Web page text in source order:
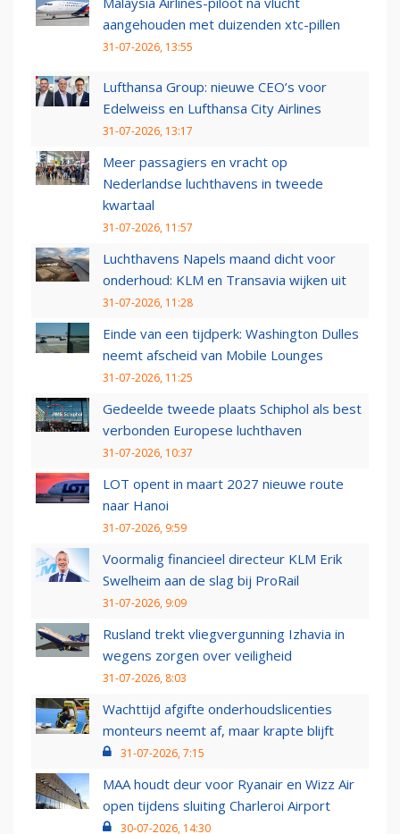
aangehouden met duizenden xtc-pillen
31-07-2026, 13:55
Lufthansa Group: nieuwe CEO’s voor
Edelweiss en Lufthansa City Airlines
31-07-2026, 13:17
Meer passagiers en vracht op
Nederlandse luchthavens in tweede
kwartaal
31-07-2026, 11:57
Luchthavens Napels maand dicht voor
onderhoud: KLM en Transavia wijken uit
31-07-2026, 11:28
Einde van een tijdperk: Washington Dulles
neemt afscheid van Mobile Lounges
31-07-2026, 11:25
Gedeelde tweede plaats Schiphol als best
verbonden Europese luchthaven
31-07-2026, 10:37
LOT opent in maart 2027 nieuwe route
naar Hanoi
31-07-2026, 9:59
Voormalig financieel directeur KLM Erik
Swelheim aan de slag bij ProRail
31-07-2026, 9:09
Rusland trekt vliegvergunning Izhavia in
wegens zorgen over veiligheid
31-07-2026, 8:03
Wachttijd afgifte onderhoudslicenties
monteurs neemt af, maar krapte blijft
31-07-2026, 7:15
MAA houdt deur voor Ryanair en Wizz Air
open tijdens sluiting Charleroi Airport
30-07-2026, 14:30